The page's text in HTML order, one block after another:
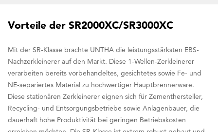
Vorteile der SR2000XC/SR3000XC
Mit der SR-Klasse brachte UNTHA die leistungsstärksten EBS-
Nachzerkleinerer auf den Markt. Diese 1-Wellen-Zerkleinerer
verarbeiten bereits vorbehandeltes, gesichtetes sowie Fe- und
NE-separiertes Material zu hochwertiger Hauptbrennerware.
Diese stationären Zerkleinerer eignen sich für Zementhersteller,
Recycling- und Entsorgungsbetriebe sowie Anlagenbauer, die
dauerhaft hohe Produktivität bei geringen Betriebskosten